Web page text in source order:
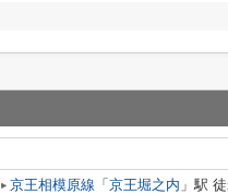
京王相模原線 「 京王堀之内 」駅